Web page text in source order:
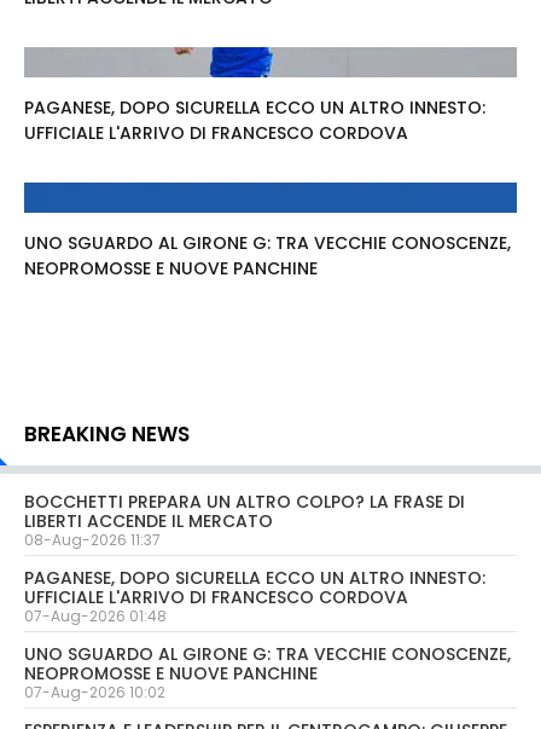
PAGANESE, DOPO SICURELLA ECCO UN ALTRO INNESTO:
UFFICIALE L'ARRIVO DI FRANCESCO CORDOVA
UNO SGUARDO AL GIRONE G: TRA VECCHIE CONOSCENZE,
NEOPROMOSSE E NUOVE PANCHINE
BREAKING NEWS
BOCCHETTI PREPARA UN ALTRO COLPO? LA FRASE DI
LIBERTI ACCENDE IL MERCATO
08-Aug-2026 11:37
PAGANESE, DOPO SICURELLA ECCO UN ALTRO INNESTO:
UFFICIALE L'ARRIVO DI FRANCESCO CORDOVA
07-Aug-2026 01:48
UNO SGUARDO AL GIRONE G: TRA VECCHIE CONOSCENZE,
NEOPROMOSSE E NUOVE PANCHINE
07-Aug-2026 10:02